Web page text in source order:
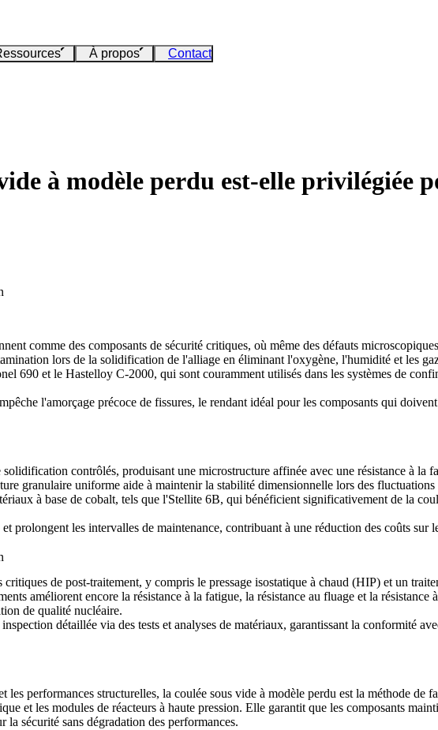
À propos Contact
à modèle perdu est-elle privilégiée
comme des composants de sécurité critiques, où même des défauts
lors de la solidification de l'alliage en éliminant l'oxygène, l'humidité et les
690 et le Hastelloy C-2000, qui sont couramment utilisés dans les systèmes de
l'amorçage précoce de fissures, le rendant idéal pour les composants qui
contrôlés, produisant une microstructure affinée avec une résistance à la
granulaire uniforme aide à maintenir la stabilité dimensionnelle lors des
à base de cobalt, tels que l'Stellite 6B, qui bénéficient significativement de la
prolongent les intervalles de maintenance, contribuant à une réduction des coûts
de post-traitement, y compris le pressage isostatique à chaud (HIP) et un
améliorent encore la résistance à la fatigue, la résistance au fluage et la
de qualité nucléaire.
détaillée via des tests et analyses de matériaux, garantissant la conformité
les performances structurelles, la coulée sous vide à modèle perdu est la méthode de
et les modules de réacteurs à haute pression. Elle garantit que les composants
sécurité sans dégradation des performances.